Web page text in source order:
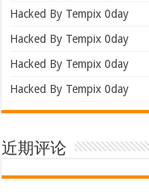
Hacked By Tempix 0day
Hacked By Tempix 0day
Hacked By Tempix 0day
Hacked By Tempix 0day
近期评论